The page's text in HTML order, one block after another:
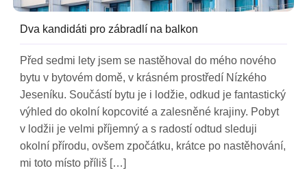
Dva kandidáti pro zábradlí na balkon
Před sedmi lety jsem se nastěhoval do mého nového
bytu v bytovém domě, v krásném prostředí Nízkého
Jeseníku. Součástí bytu je i lodžie, odkud je fantastický
výhled do okolní kopcovité a zalesněné krajiny. Pobyt
v lodžii je velmi příjemný a s radostí odtud sleduji
okolní přírodu, ovšem zpočátku, krátce po nastěhování,
mi toto místo příliš […]